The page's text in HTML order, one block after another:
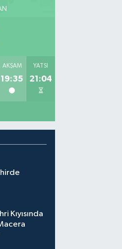
AKŞAM
19:35
YATSI
21:04
Kıyısında